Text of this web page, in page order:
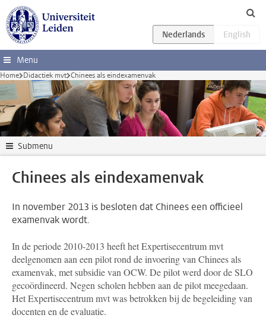
Ga direct naar de inhoud
Menu
Home Didactiek mvt Chinees als eindexamenvak
Submenu
Chinees als eindexamenvak
In november 2013 is besloten dat Chinees een officieel
examenvak wordt.
In de periode 2010-2013 heeft het Expertisecentrum mvt
deelgenomen aan een pilot rond de invoering van Chinees als
examenvak, met subsidie van OCW. De pilot werd door de SLO
gecoördineerd. Negen scholen hebben aan de pilot meegedaan.
Het Expertisecentrum mvt was betrokken bij de begeleiding van
docenten en de evaluatie.